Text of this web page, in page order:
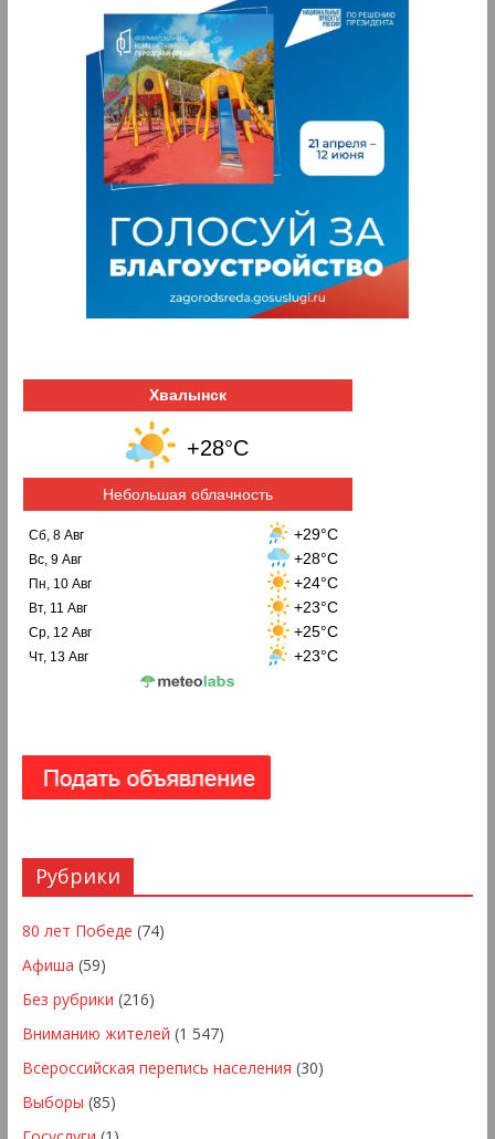
Хвалынск
+28°C
Небольшая облачность
Сб, 8 Авг +29°C
Вс, 9 Авг +28°C
Пн, 10 Авг +24°C
Вт, 11 Авг +23°C
Ср, 12 Авг +25°C
Чт, 13 Авг +23°C
Рубрики
80 лет Победе (74)
Афиша (59)
Без рубрики (216)
Вниманию жителей (1 547)
Всероссийская перепись населения (30)
Выборы (85)